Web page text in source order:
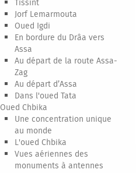
Tissint
Jorf Lemarmouta
Oued Igdi
En bordure du Drâa vers
Assa
Au départ de la route Assa-
Zag
Au départ d’Assa
Dans l'oued Tata
Oued Chbika
Une concentration unique
au monde
L'oued Chbika
Vues aériennes des
monuments à antennes